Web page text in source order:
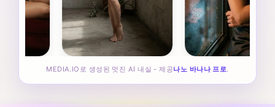
MEDIA.IO로 생성된 멋진 AI 내실 - 제공나노 바나나 프로.